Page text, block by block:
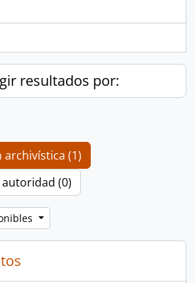
resultados por:
archivística (1)
(0)